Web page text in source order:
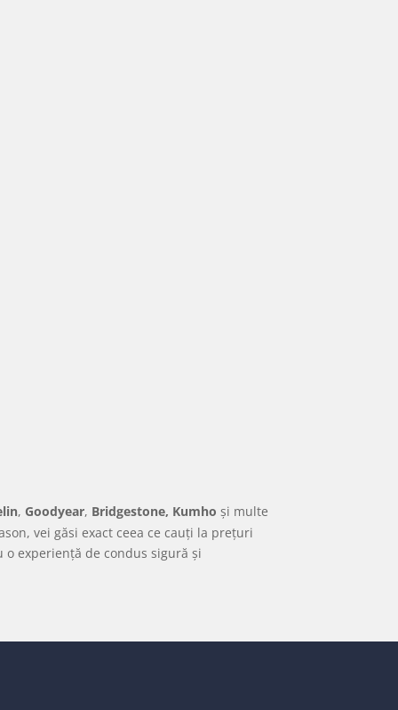
, Goodyear, Bridgestone, Kumho și multe
vei găsi exact ceea ce cauți la prețuri
experiență de condus sigură și